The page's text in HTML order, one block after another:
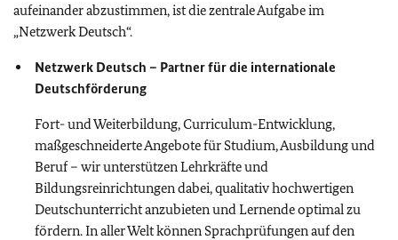
aufeinander abzustimmen, ist die zentrale Aufgabe im
„Netzwerk Deutsch“.
Netzwerk Deutsch – Partner für die internationale
Deutschförderung
Fort- und Weiterbildung, Curriculum-Entwicklung,
maßgeschneiderte Angebote für Studium, Ausbildung und
Beruf – wir unterstützen Lehrkräfte und
Bildungsreinrichtungen dabei, qualitativ hochwertigen
Deutschunterricht anzubieten und Lernende optimal zu
fördern. In aller Welt können Sprachprüfungen auf den